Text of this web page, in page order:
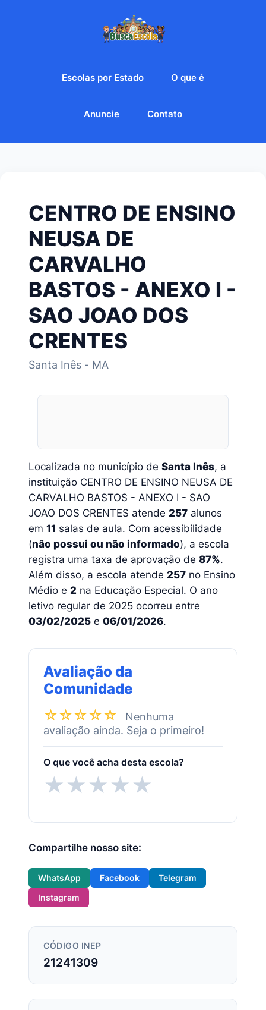
Escolas por Estado O que é
Anuncie Contato
CENTRO DE ENSINO
NEUSA DE
CARVALHO
BASTOS - ANEXO I -
SAO JOAO DOS
CRENTES
Santa Inês - MA
Localizada no município de Santa Inês, a
instituição CENTRO DE ENSINO NEUSA DE
CARVALHO BASTOS - ANEXO I - SAO
JOAO DOS CRENTES atende 257 alunos
em 11 salas de aula. Com acessibilidade
(não possui ou não informado), a escola
registra uma taxa de aprovação de 87%.
Além disso, a escola atende 257 no Ensino
Médio e 2 na Educação Especial. O ano
letivo regular de 2025 ocorreu entre
03/02/2025 e 06/01/2026.
Avaliação da
Comunidade
☆☆☆☆☆
Nenhuma
avaliação ainda. Seja o primeiro!
O que você acha desta escola?
★★★★★
Compartilhe nosso site:
WhatsApp Facebook
Telegram
Instagram
CÓDIGO INEP
21241309